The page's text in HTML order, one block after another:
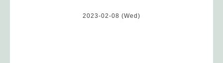
2023-02-08 (Wed)